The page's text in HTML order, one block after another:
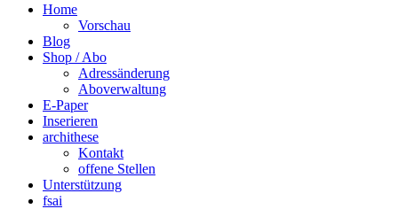
Home
Vorschau
Blog
Shop / Abo
Adressänderung
Aboverwaltung
E-Paper
Inserieren
archithese
Kontakt
offene Stellen
Unterstützung
fsai